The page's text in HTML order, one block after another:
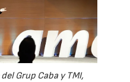
Grup Caba y TMI,